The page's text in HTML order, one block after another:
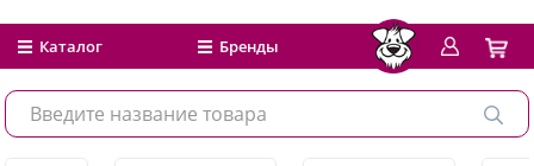
Каталог Бренды